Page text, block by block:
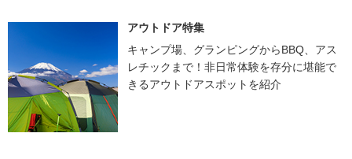
アウトドア特集
キャンプ場、グランピングからBBQ、アス
レチックまで！非日常体験を存分に堪能で
きるアウトドアスポットを紹介